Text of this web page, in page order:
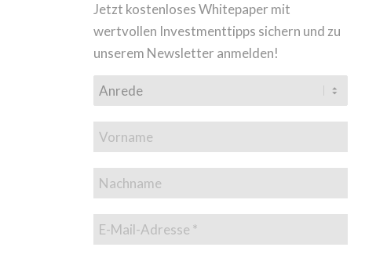
Jetzt kostenloses Whitepaper mit
wertvollen Investmenttipps sichern und zu
unserem Newsletter anmelden!